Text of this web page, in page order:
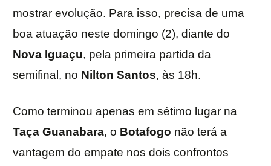
mostrar evolução. Para isso, precisa de uma
boa atuação neste domingo (2), diante do
Nova Iguaçu, pela primeira partida da
semifinal, no Nilton Santos, às 18h.
Como terminou apenas em sétimo lugar na
Taça Guanabara, o Botafogo não terá a
vantagem do empate nos dois confrontos